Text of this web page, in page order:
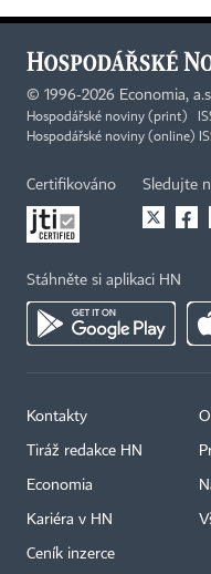
© 1996-2026 Economia,
Hospodářské noviny (print)
Hospodářské noviny (online)
Certifikováno Sledujte
Stáhněte si aplikaci HN
Kontakty
Tiráž redakce HN
Economia
Kariéra v HN
Ceník inzerce